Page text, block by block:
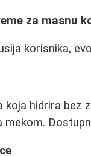
za masnu
korisnika,
koja hidrira bez
mekom.